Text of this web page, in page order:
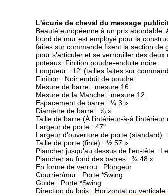
L'écurie de cheval du message
Beauté européenne à un prix
lourd de mur est employé pour la
faites sur commande fixent la section de
pour s'articuler et se verrouiller des
poteaux. Finition poudre-enduite noire.
Longueur : 12' (tailles faites sur
Finition : Noir enduit de poudre
Mesure de barre : mesure 16
Mesure de la Manche : mesure 12
Espacement de barre : ¼ 3 »
Diamètre de barre : ⅞ »
Taille de barre (À l'intérieur-à-à
Largeur de porte : 47"
Largeur d'ouverture de porte (standard) :
Taille de porte (finie) : ½ 57 »
Plancher jusqu'au dessus de l'en-tête :
Plancher au fond des barres : ¾ 48 »
En forme de verrou : Plongeur
Courrier/mur : Porte *Swing
Guide : Porte *Swing
Direction du bois : Horizontal ou